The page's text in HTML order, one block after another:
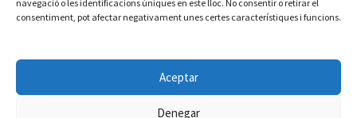
navegació o les identificacions úniques en este lloc. No consentir o retirar el
consentiment, pot afectar negativament unes certes característiques i funcions.
Aceptar
Denegar
Política de privacitat
© 2026 Ajuntament de Vilafamés - Desarrollada por